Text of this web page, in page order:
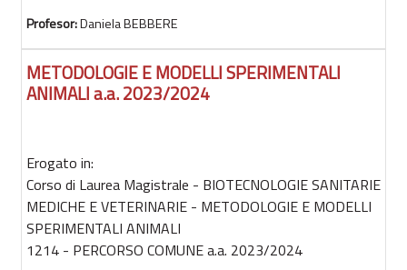
Profesor:Daniela BEBBERE
METODOLOGIE E MODELLI SPERIMENTALI
ANIMALI a.a. 2023/2024
Erogato in:
Corso di Laurea Magistrale - BIOTECNOLOGIE SANITARIE
MEDICHE E VETERINARIE - METODOLOGIE E MODELLI
SPERIMENTALI ANIMALI
1214 - PERCORSO COMUNE a.a. 2023/2024